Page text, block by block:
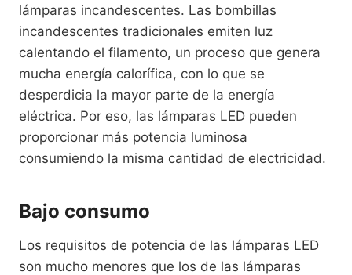
lámparas incandescentes. Las bombillas
incandescentes tradicionales emiten luz
calentando el filamento, un proceso que genera
mucha energía calorífica, con lo que se
desperdicia la mayor parte de la energía
eléctrica. Por eso, las lámparas LED pueden
proporcionar más potencia luminosa
consumiendo la misma cantidad de electricidad.
Bajo consumo
Los requisitos de potencia de las lámparas LED
son mucho menores que los de las lámparas